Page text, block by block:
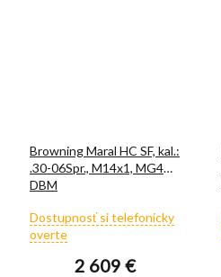
Browning Maral HC SF, kal.:
.30-06Spr., M14x1, MG4
DBM
Priemerné
hodnotenie
je
Dostupnosť si telefonicky
overte
2 609 €